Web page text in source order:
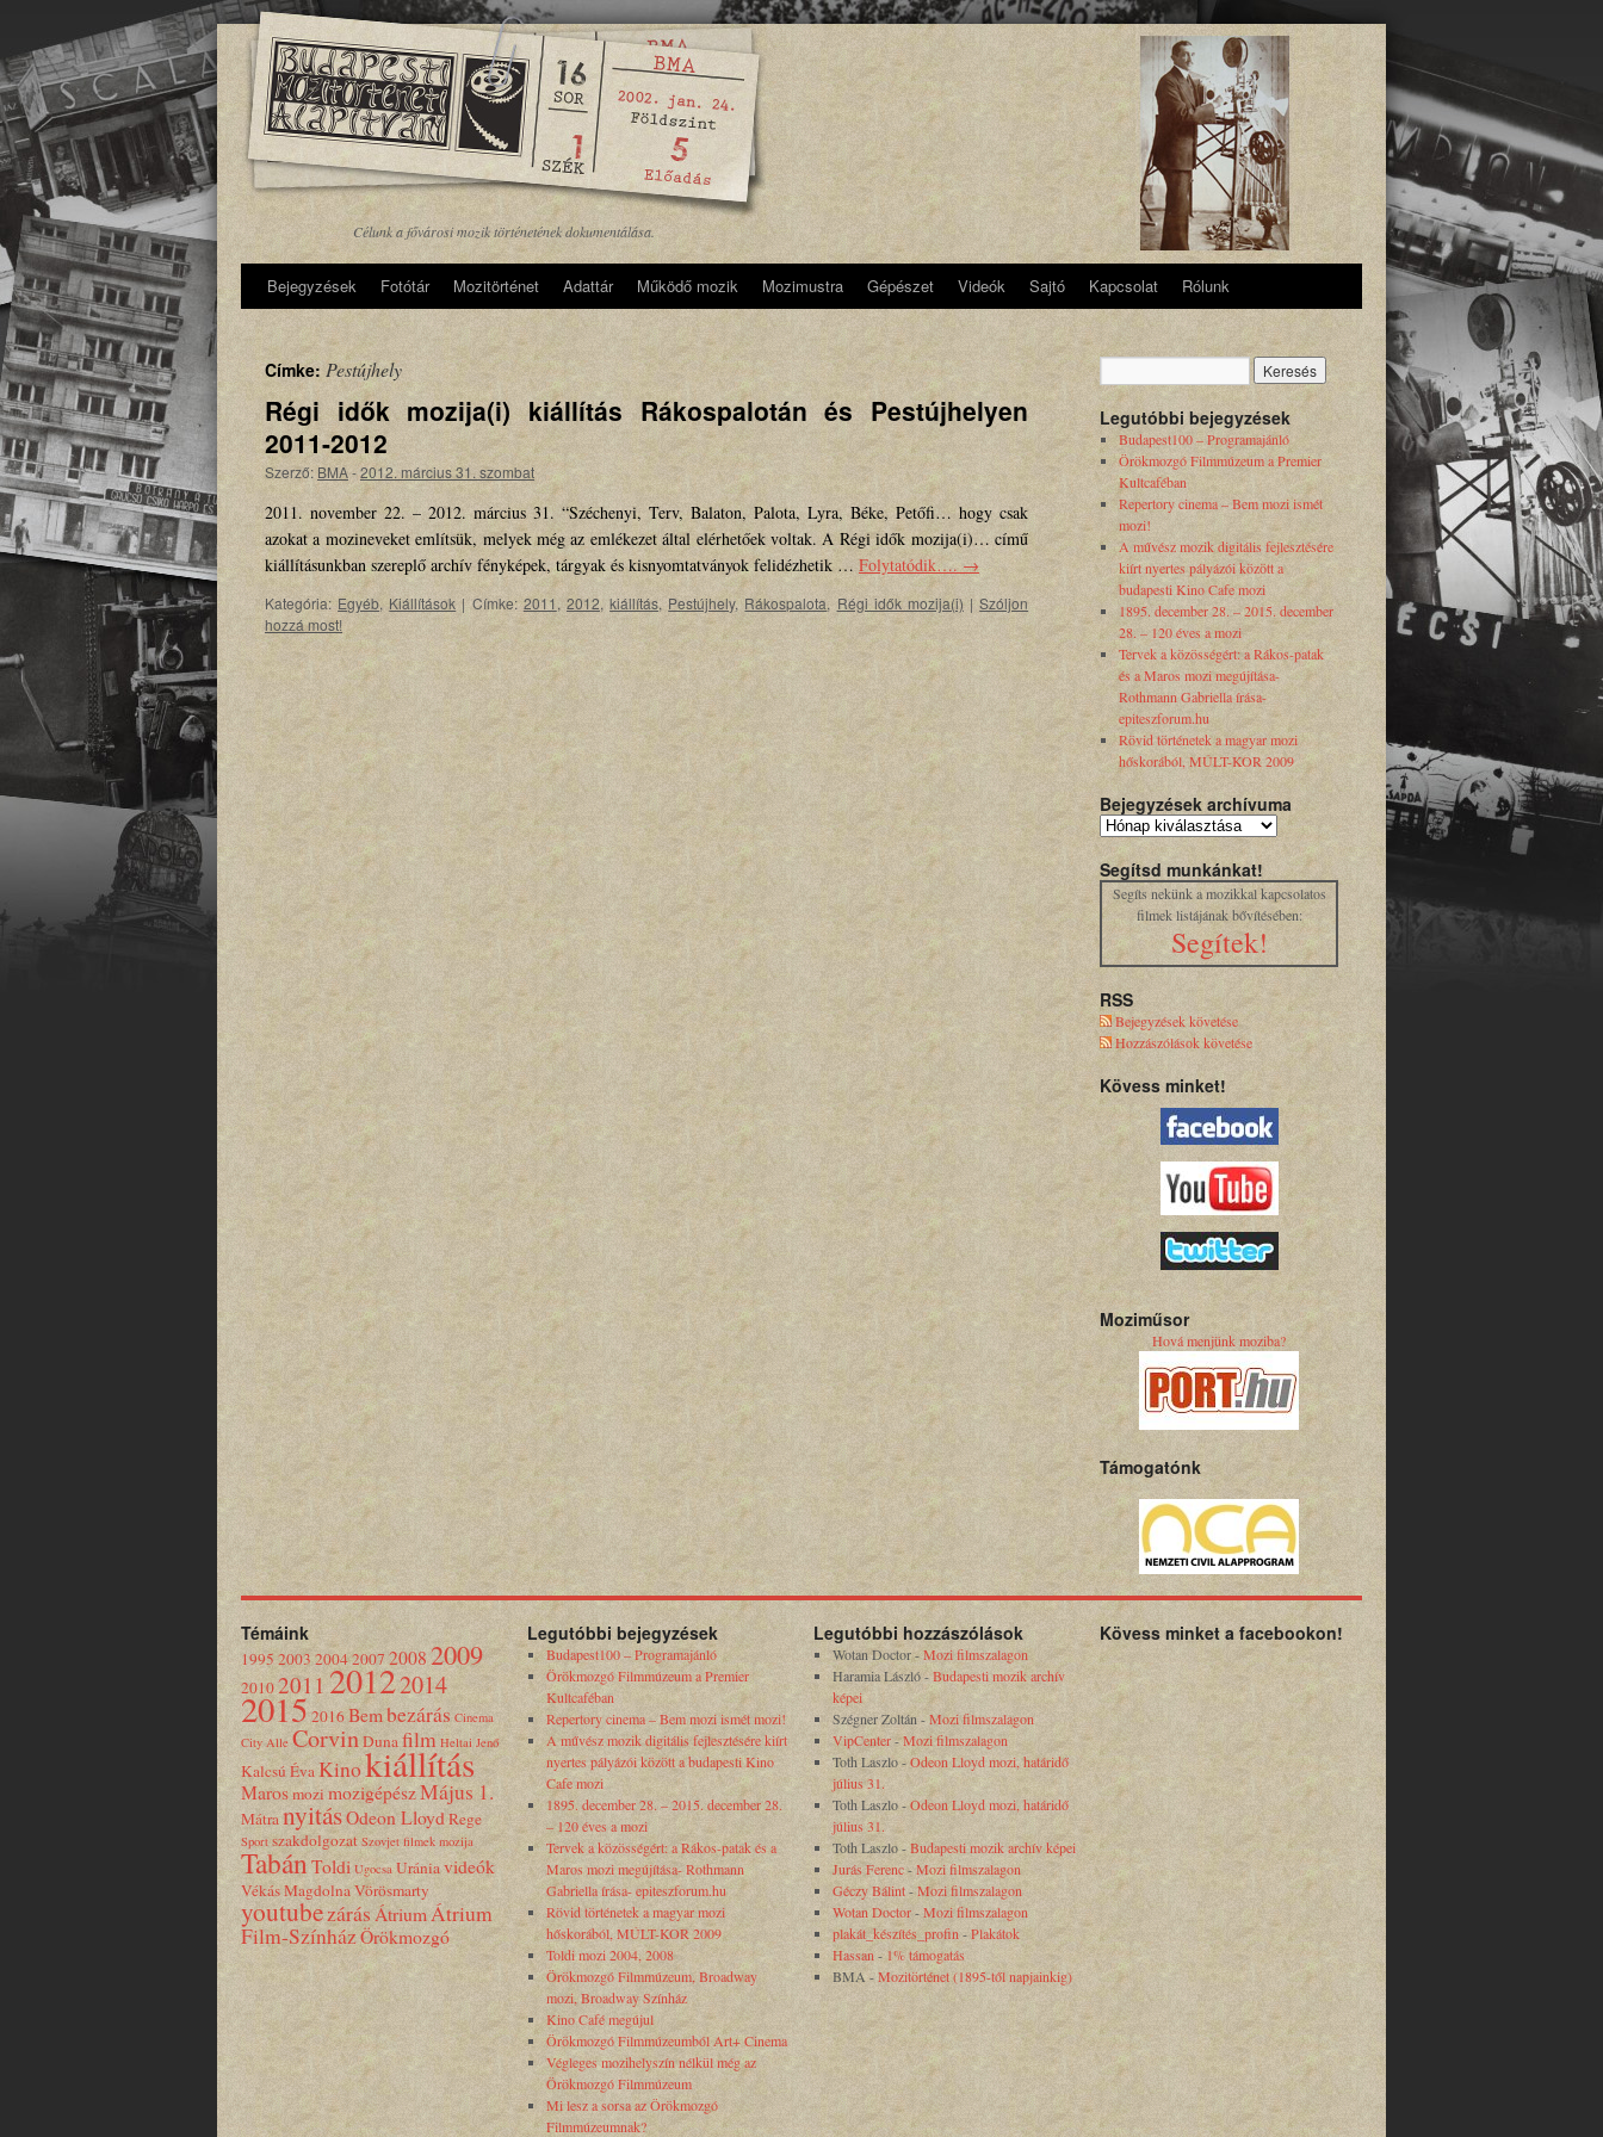
Célunk a fővárosi mozik történetének dokumentálása.
Bejegyzések Fotótár Mozitörténet Adattár Működő mozik Mozimustra Gépészet Videók Sajtó Kapcsolat Rólunk
Címke:Pestújhely
Régi idők mozija(i) kiállítás Rákospalotán és Pestújhelyen
2011-2012
Szerző:BMA-2012. március 31. szombat
2011. november 22. – 2012. március 31. “Széchenyi, Terv, Balaton, Palota, Lyra, Béke, Petőfi… hogy csak
azokat a mozineveket említsük, melyek még az emlékezet által elérhetőek voltak. A Régi idők mozija(i)… című
kiállításunkban szereplő archív fényképek, tárgyak és kisnyomtatványok felidézhetik … Folytatódik….→
Kategória: Egyéb, Kiállítások | Címke: 2011, 2012,kiállítás, Pestújhely, Rákospalota, Régi idők mozija(i) | Szóljon
hozzá most!
Legutóbbi bejegyzések
Budapest100 – Programajánló
Örökmozgó Filmmúzeum a Premier
Kultcaféban
Repertory cinema – Bem mozi ismét
mozi!
A művész mozik digitális fejlesztésére
kiírt nyertes pályázói között a
budapesti Kino Cafe mozi
1895. december 28. – 2015. december
28. – 120 éves a mozi
Tervek a közösségért: a Rákos-patak
és a Maros mozi megújítása-
Rothmann Gabriella írása-
epiteszforum.hu
Rövid történetek a magyar mozi
hőskorából, MÚLT-KOR 2009
Bejegyzések archívuma
Segítsd munkánkat!
Segíts nekünk a mozikkal kapcsolatos
filmek listájának bővítésében:
Segítek!
RSS
Bejegyzések követése
Hozzászólások követése
Kövess minket!
Moziműsor
Hová menjünk moziba?
Támogatónk
Témáink
1995 2003 20042007 20082009
20102011 20122014
20152016Bembezárás Cinema
City Alle CorvinDunafilm Heltai Jenő
Kalcsú ÉvaKinokiállítás
Marosmozi mozigépészMájus 1.
MátranyitásOdeon Lloyd Rege
Sport szakdolgozat Szovjet filmek mozija
TabánToldi Ugocsa Urániavideók
Vékás MagdolnaVörösmarty
youtubezárás ÁtriumÁtrium
Film-SzínházÖrökmozgó
Legutóbbi bejegyzések
Budapest100 – Programajánló
Örökmozgó Filmmúzeum a Premier
Kultcaféban
Repertory cinema – Bem mozi ismét mozi!
A művész mozik digitális fejlesztésére kiírt
nyertes pályázói között a budapesti Kino
Cafe mozi
1895. december 28. – 2015. december 28.
– 120 éves a mozi
Tervek a közösségért: a Rákos-patak és a
Maros mozi megújítása- Rothmann
Gabriella írása- epiteszforum.hu
Rövid történetek a magyar mozi
hőskorából, MÚLT-KOR 2009
Toldi mozi 2004, 2008
Örökmozgó Filmmúzeum, Broadway
mozi, Broadway Színház
Kino Café megújul
Örökmozgó Filmmúzeumból Art+ Cinema
Végleges mozihelyszín nélkül még az
Örökmozgó Filmmúzeum
Mi lesz a sorsa az Örökmozgó
Filmmúzeumnak?
Legutóbbi hozzászólások
Wotan Doctor-Mozi filmszalagon
Haramia László-Budapesti mozik archív
képei
Szégner Zoltán-Mozi filmszalagon
VipCenter-Mozi filmszalagon
Toth Laszlo-Odeon Lloyd mozi, határidő
július 31.
Toth Laszlo-Odeon Lloyd mozi, határidő
július 31.
Toth Laszlo-Budapesti mozik archív képei
Jurás Ferenc-Mozi filmszalagon
Géczy Bálint-Mozi filmszalagon
Wotan Doctor-Mozi filmszalagon
plakát_készítés_profin -Plakátok
Hassan - 1% támogatás
BMA-Mozitörténet (1895-től napjainkig)
Kövess minket a facebookon!